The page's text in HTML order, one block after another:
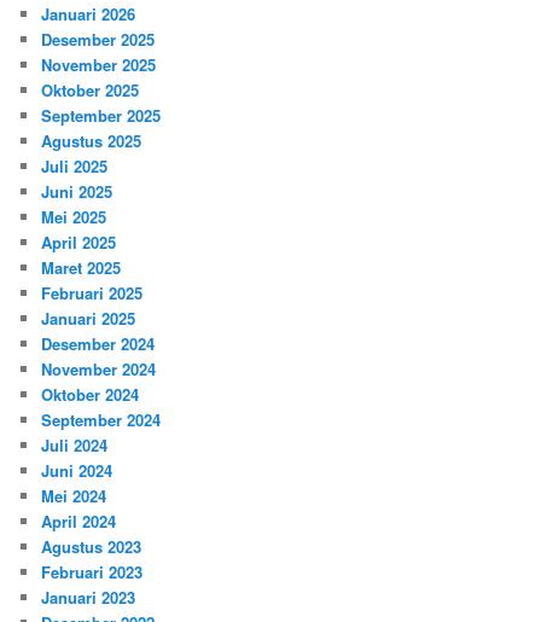
Januari 2026
Desember 2025
November 2025
Oktober 2025
September 2025
Agustus 2025
Juli 2025
Juni 2025
Mei 2025
April 2025
Maret 2025
Februari 2025
Januari 2025
Desember 2024
November 2024
Oktober 2024
September 2024
Juli 2024
Juni 2024
Mei 2024
April 2024
Agustus 2023
Februari 2023
Januari 2023